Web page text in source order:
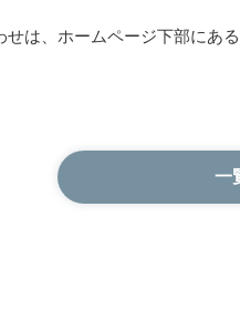
は、ホームページ下部にあ
一